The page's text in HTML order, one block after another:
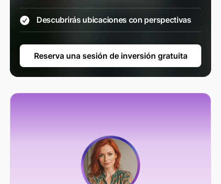
Descubrirás ubicaciones con perspectivas
Reserva una sesión de inversión gratuita